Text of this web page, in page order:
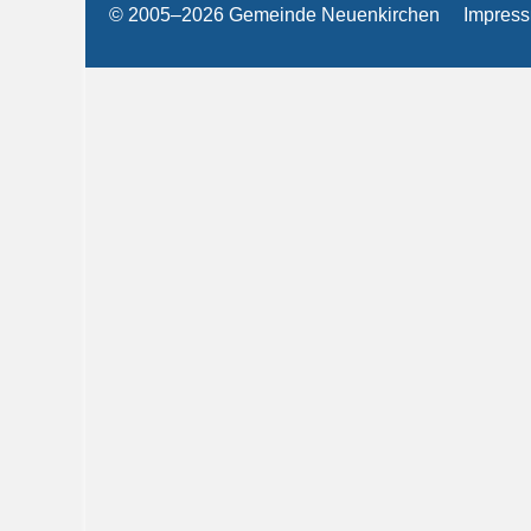
© 2005–2026 Gemeinde Neuenkirchen